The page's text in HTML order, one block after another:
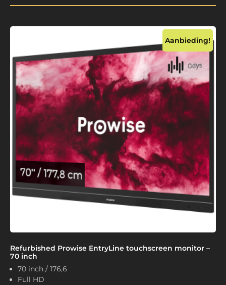
Aanbieding!
Refurbished Prowise EntryLine touchscreen monitor –
70 inch
70 inch / 176,6
Full HD